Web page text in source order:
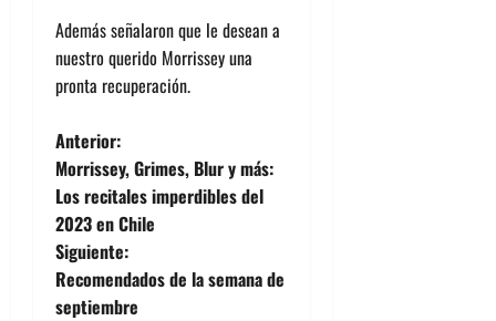
Además señalaron que le desean a
nuestro querido Morrissey una
pronta recuperación.
N
a
v
e
Anterior:
Morrissey, Grimes, Blur y más:
Los recitales imperdibles del
2023 en Chile
Siguiente:
Recomendados de la semana de
septiembre